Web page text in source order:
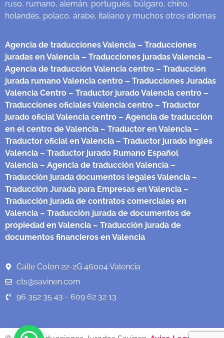
ruso, rumano, alemán, portugués, búlgaro, chino,
holandés, polaco, árabe, italiano y muchos otros idiomas
Agencia de traducciones Valencia – Traducciones
juradas en Valencia – Traducciones juradas Valencia –
Agencia de traducción Valencia centro – Traducción
jurada rumano Valencia centro – Traducciones Juradas
Valencia Centro – Traductor jurado Valencia centro –
Traducciones oficiales Valencia centro – Traductor
jurado oficial Valencia centro – Agencia de traducción
en el centro de Valencia – Traductor en Valencia –
Traductor oficial en Valencia – Traductor jurado inglés
Valencia – Traductor jurado Rumano Español
Valencia – Agencia de traducción Valencia –
Traducción jurada documentos legales Valencia –
Traducción Jurada para Empresas en Valencia –
Traducción jurada de contratos comerciales en
Valencia – Traducción jurada de documentos de
propiedad en Valencia – Traducción jurada de
documentos financieros en Valencia
Calle Colon 22-2G 46004 Valencia
cts@savinen.com
96 352 35 43 - 609 62 32 13